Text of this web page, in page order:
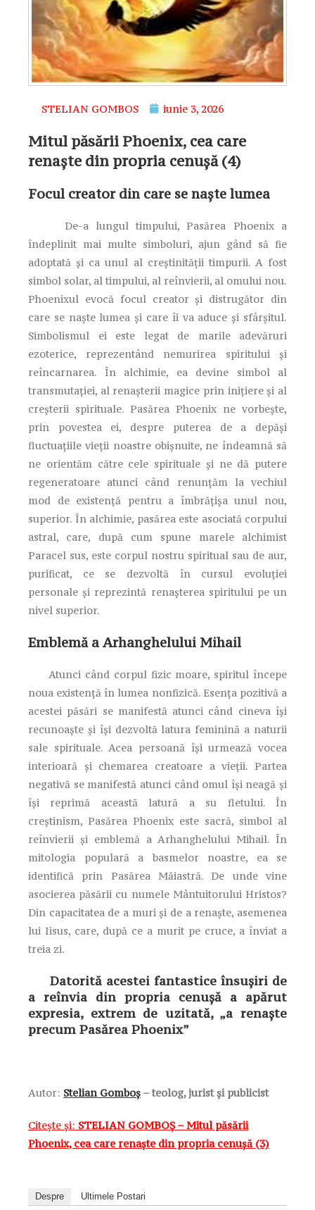
STELIAN GOMBOS iunie 3, 2026
Mitul păsării Phoenix, cea care
renaște din propria cenușă (4)
Focul creator din care se naşte lumea
De-a lungul timpului, Pasărea Phoenix a
îndeplinit mai multe simboluri, ajun gând să fie
adoptată şi ca unul al creştinităţii timpurii. A fost
simbol solar, al timpului, al reînvierii, al omului nou.
Phoenixul evocă focul creator şi distrugător din
care se naşte lumea şi care îi va aduce şi sfârşitul.
Simbolismul ei este legat de marile adevăruri
ezoterice, reprezentând nemurirea spiritului şi
reîncarnarea. În alchimie, ea devine simbol al
transmutaţiei, al renaşterii magice prin iniţiere şi al
creşterii spirituale. Pasărea Phoenix ne vorbeşte,
prin povestea ei, despre puterea de a depăşi
fluctuaţiile vieţii noastre obişnuite, ne îndeamnă să
ne orientăm către cele spirituale şi ne dă putere
regeneratoare atunci când renunţăm la vechiul
mod de existenţă pentru a îmbrăţişa unul nou,
superior. În alchimie, pasărea este asociată corpului
astral, care, după cum spune marele alchimist
Paracel sus, este corpul nostru spiritual sau de aur,
purificat, ce se dezvoltă în cursul evoluţiei
personale şi reprezintă renaşterea spiritului pe un
nivel superior.
Emblemă a Arhanghelului Mihail
Atunci când corpul fizic moare, spiritul începe
noua existenţă în lumea nonfizică. Esenţa pozitivă a
acestei păsări se manifestă atunci când cineva îşi
recunoaşte şi îşi dezvoltă latura feminină a naturii
sale spirituale. Acea persoană îşi urmează vocea
interioară şi chemarea creatoare a vieţii. Partea
negativă se manifestă atunci când omul îşi neagă şi
îşi reprimă această latură a su fletului. În
creştinism, Pasărea Phoenix este sacră, simbol al
reînvierii şi emblemă a Arhanghelului Mihail. În
mitologia populară a basmelor noastre, ea se
identifică prin Pasărea Măiastră. De unde vine
asocierea păsării cu numele Mântuitorului Hristos?
Din capacitatea de a muri şi de a renaşte, asemenea
lui Iisus, care, după ce a murit pe cruce, a înviat a
treia zi.
Datorită acestei fantastice însuşiri de
a reînvia din propria cenuşă a apărut
expresia, extrem de uzitată, „a renaşte
precum Pasărea Phoenix”
Autor: Stelian Gomboș –teolog, jurist și publicist
Citește și: STELIAN GOMBOȘ – Mitul păsării
Phoenix, cea care renaște din propria cenușă (3)
Despre Ultimele Postari